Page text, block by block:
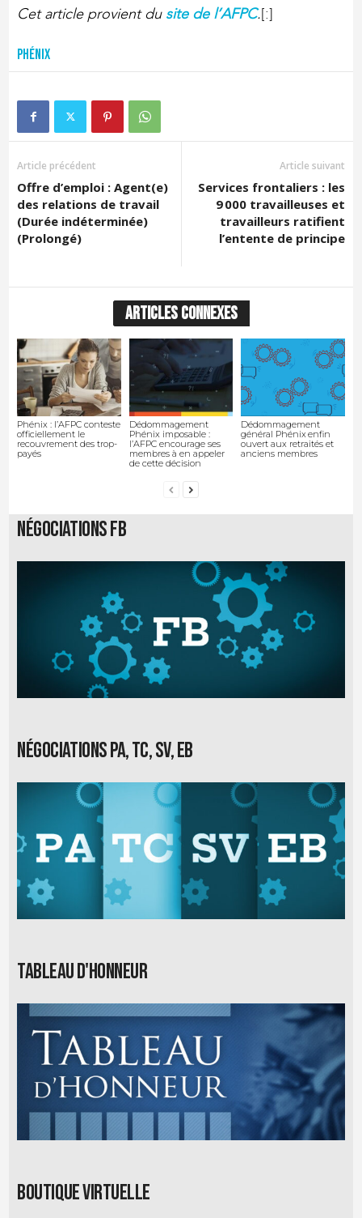
Cet article provient du site de l’AFPC.[:]
Phénix
Article précédent
Offre d’emploi : Agent(e)
des relations de travail
(Durée indéterminée)
(Prolongé)
Article suivant
Services frontaliers : les
9 000 travailleuses et
travailleurs ratifient
l’entente de principe
ARTICLES CONNEXES
Phénix : l’AFPC conteste
officiellement le
recouvrement des trop-
payés
Dédommagement
Phénix imposable :
l’AFPC encourage ses
membres à en appeler
de cette décision
Dédommagement
général Phénix enfin
ouvert aux retraités et
anciens membres
Négociations FB
Négociations PA, TC, SV, EB
Tableau d'honneur
Boutique virtuelle